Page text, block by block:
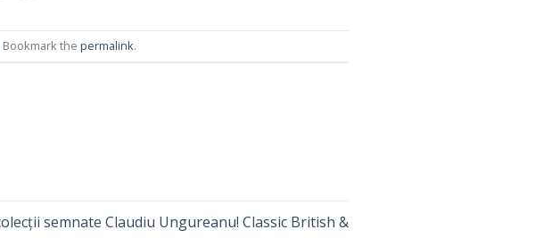
Bookmark the permalink.
semnate Claudiu Ungureanu! Classic British &